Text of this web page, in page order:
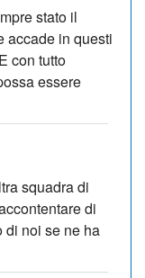
stato il
accade in questi
con tutto
essere
squadra di
di
di noi se ne ha